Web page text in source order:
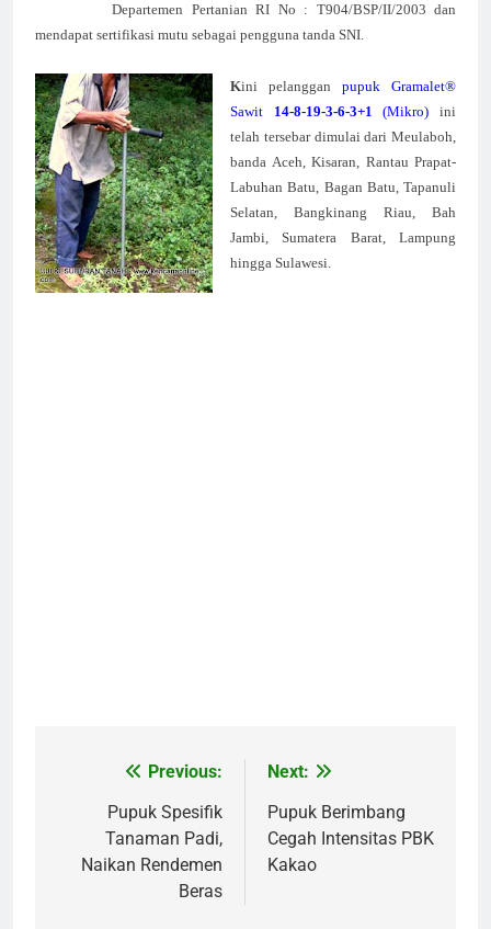
Departemen Pertanian RI No : T904/BSP/II/2003 dan
mendapat sertifikasi mutu sebagai pengguna tanda SNI.
Kini pelanggan pupuk Gramalet®
Sawit 14-8-19-3-6-3+1 (Mikro) ini
telah tersebar dimulai dari Meulaboh,
banda Aceh, Kisaran, Rantau Prapat-
Labuhan Batu, Bagan Batu, Tapanuli
Selatan, Bangkinang Riau, Bah
Jambi, Sumatera Barat, Lampung
hingga Sulawesi.
NavigasiPrevious:
Pupuk Spesifik
Tanaman Padi,
Naikan Rendemen
Beras
Next:
Pupuk Berimbang
Cegah Intensitas PBK
Kakao